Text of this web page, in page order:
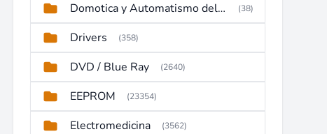
Domotica y Automatismo del hogar (38)
Drivers (358)
DVD / Blue Ray (2640)
EEPROM (23354)
Electromedicina (3562)